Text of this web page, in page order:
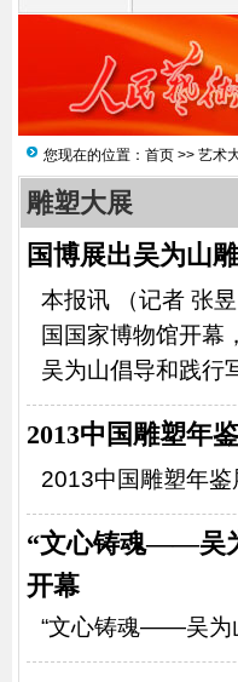
您现在的位置： 首页 >> 艺术
雕塑大展
国博展出吴为山
本报讯 （记者 张
国国家博物馆开幕
吴为山倡导和践行
2013中国雕塑年
2013中国雕塑年
“文心铸魂——吴
开幕
“文心铸魂——吴为